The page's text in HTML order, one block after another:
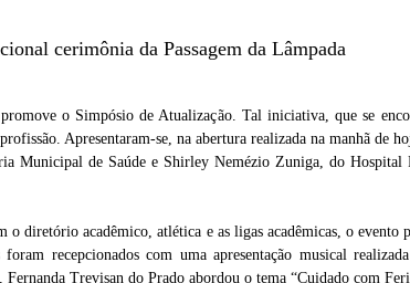
cerimônia da Passagem da Lâmpada
o Simpósio de Atualização. Tal iniciativa, que se
Apresentaram-se, na abertura realizada na manhã de
Municipal de Saúde e Shirley Nemézio Zuniga, do Hospital
o diretório acadêmico, atlética e as ligas acadêmicas, o evento
recepcionados com uma apresentação musical
Trevisan do Prado abordou o tema “Cuidado com